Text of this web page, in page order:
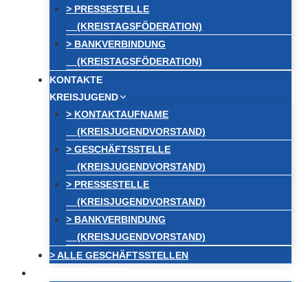
> PRESSESTELLE
(KREISTAGSFÖDERATION)
> BANKVERBINDUNG
(KREISTAGSFÖDERATION)
KONTAKTE
KREISJUGEND
> KONTAKTAUFNAME
(KREISJUGENDVORSTAND)
> GESCHÄFTSSTELLE
(KREISJUGENDVORSTAND)
> PRESSESTELLE
(KREISJUGENDVORSTAND)
> BANKVERBINDUNG
(KREISJUGENDVORSTAND)
> ALLE GESCHÄFTSSTELLEN